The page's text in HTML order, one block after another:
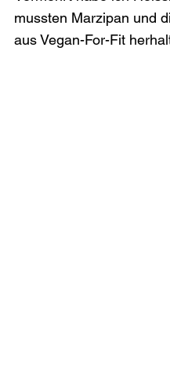
mussten Marzipan und
aus Vegan-For-Fit